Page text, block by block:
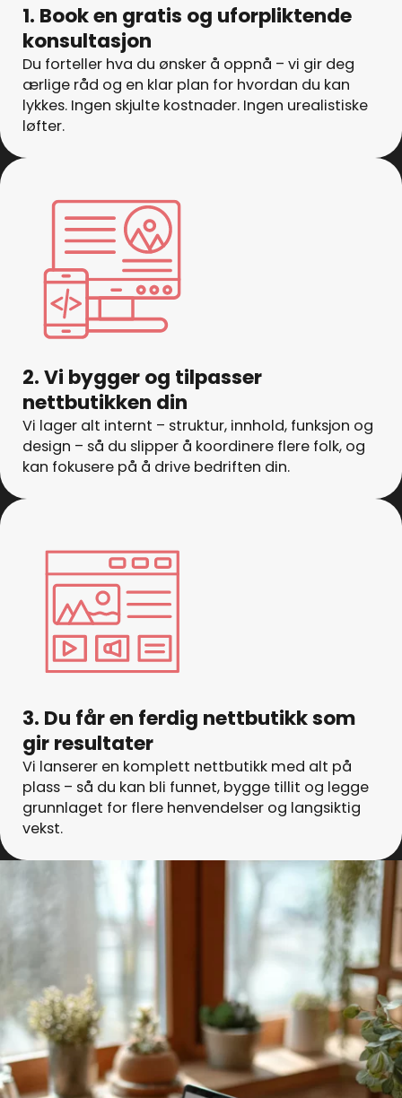
1. Book en gratis og uforpliktende
konsultasjon
Du forteller hva du ønsker å oppnå – vi gir deg
ærlige råd og en klar plan for hvordan du kan
lykkes. Ingen skjulte kostnader. Ingen urealistiske
løfter.
2. Vi bygger og tilpasser
nettbutikken din
Vi lager alt internt – struktur, innhold, funksjon og
design – så du slipper å koordinere flere folk, og
kan fokusere på å drive bedriften din.
3. Du får en ferdig nettbutikk som
gir resultater
Vi lanserer en komplett nettbutikk med alt på
plass – så du kan bli funnet, bygge tillit og legge
grunnlaget for flere henvendelser og langsiktig
vekst.